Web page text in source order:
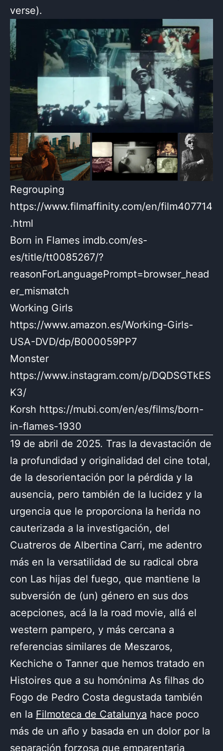
verse).
Regrouping
https://www.filmaffinity.com/en/film407714
.html
Born in Flames imdb.com/es-
es/title/tt0085267/?
reasonForLanguagePrompt=browser_head
er_mismatch
Working Girls
https://www.amazon.es/Working-Girls-
USA-DVD/dp/B000059PP7
Monster
https://www.instagram.com/p/DQDSGTkES
K3/
Korsh https://mubi.com/en/es/films/born-
in-flames-1930
19 de abril de 2025. Tras la devastación de
la profundidad y originalidad del cine total,
de la desorientación por la pérdida y la
ausencia, pero también de la lucidez y la
urgencia que le proporciona la herida no
cauterizada a la investigación, del
Cuatreros de Albertina Carri, me adentro
más en la versatilidad de su radical obra
con Las hijas del fuego, que mantiene la
subversión de (un) género en sus dos
acepciones, acá la la road movie, allá el
western pampero, y más cercana a
referencias similares de Meszaros,
Kechiche o Tanner que hemos tratado en
Histoires que a su homónima As filhas do
Fogo de Pedro Costa degustada también
en la Filmoteca de Catalunya hace poco
más de un año y basada en un dolor por la
separación forzosa que emparentaria